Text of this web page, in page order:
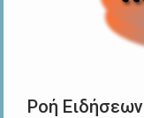
Ροή Ειδήσεων